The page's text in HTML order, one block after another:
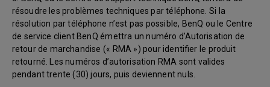
résoudre les problèmes techniques par téléphone. Si la
résolution par téléphone n’est pas possible, BenQ ou le Centre
de service client BenQ émettra un numéro d’Autorisation de
retour de marchandise (« RMA ») pour identifier le produit
retourné. Les numéros d’autorisation RMA sont valides
pendant trente (30) jours, puis deviennent nuls.